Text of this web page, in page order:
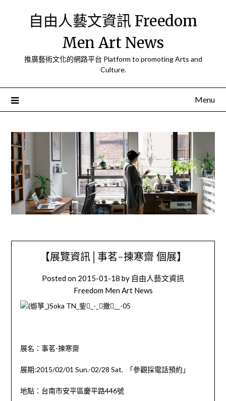
自由人藝文資訊 Freedom
Men Art News
推廣藝術文化的網路平台 Platform to promoting Arts and
Culture.
Menu
【展覽資訊│事茗-揀寒齋 個展】
Posted on 2015-01-18 by 自由人藝文資訊
Freedom Men Art News
展名：事茗-揀寒齋
展期:2015/02/01 Sun.-02/28 Sat. 「參觀採電話預約」
地點：台南市安平區慶平路446號